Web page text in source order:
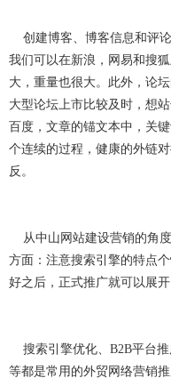
创建博客、博客信息和评论
我们可以在新浪，网易和搜
大，重量也很大。此外，论
大型论坛上市比较及时，想
百度，文章的锚文本中，关
个连续的过程，健康的外链
反。
从中山网站建设营销的角
方面：注意搜索引擎的特点
好之后，正式推广就可以展开
搜索引擎优化、B2B平台
等都是常用的外贸网络营销